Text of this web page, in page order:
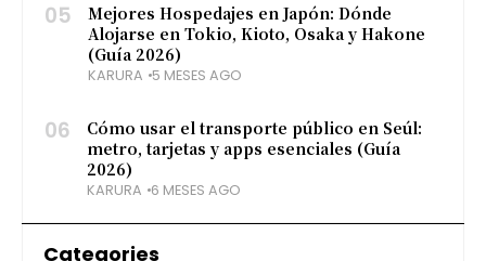
05
Mejores Hospedajes en Japón: Dónde
Alojarse en Tokio, Kioto, Osaka y Hakone
(Guía 2026)
KARURA 5 MESES AGO
06
Cómo usar el transporte público en Seúl:
metro, tarjetas y apps esenciales (Guía
2026)
KARURA 6 MESES AGO
Categories